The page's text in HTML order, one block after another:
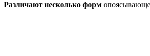
Различают несколько форм